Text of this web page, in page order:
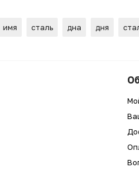
имя сталь дна дня